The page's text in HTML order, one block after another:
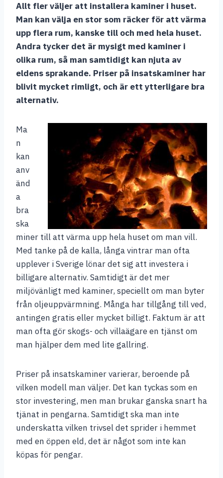
Allt fler väljer att installera kaminer i huset.
Man kan välja en stor som räcker för att värma
upp flera rum, kanske till och med hela huset.
Andra tycker det är mysigt med kaminer i
olika rum, så man samtidigt kan njuta av
eldens sprakande. Priser på insatskaminer har
blivit mycket rimligt, och är ett ytterligare bra
alternativ.
Ma
n
kan
anv
änd
a
bra
ska
miner till att värma upp hela huset om man vill.
Med tanke på de kalla, långa vintrar man ofta
upplever i Sverige lönar det sig att investera i
billigare alternativ. Samtidigt är det mer
miljövänligt med kaminer, speciellt om man byter
från oljeuppvärmning. Många har tillgång till ved,
antingen gratis eller mycket billigt. Faktum är att
man ofta gör skogs- och villaägare en tjänst om
man hjälper dem med lite gallring.
Priser på insatskaminer varierar, beroende på
vilken modell man väljer. Det kan tyckas som en
stor investering, men man brukar ganska snart ha
tjänat in pengarna. Samtidigt ska man inte
underskatta vilken trivsel det sprider i hemmet
med en öppen eld, det är något som inte kan
köpas för pengar.